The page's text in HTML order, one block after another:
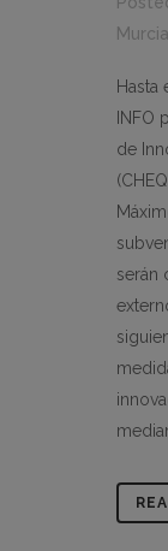
Murcia
Hasta
INFO
de
serán